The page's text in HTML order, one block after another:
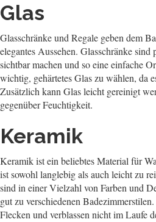
Glas
Glasschränke und Regale geben dem
elegantes Aussehen. Glasschränke
sichtbar machen und so eine einfache
wichtig, gehärtetes Glas zu wählen, da
Zusätzlich kann Glas leicht gereinigt
gegenüber Feuchtigkeit.
Keramik
Keramik ist ein beliebtes Material für
ist sowohl langlebig als auch leicht zu
sind in einer Vielzahl von Farben und
gut zu verschiedenen
Flecken und verblassen nicht im Laufe